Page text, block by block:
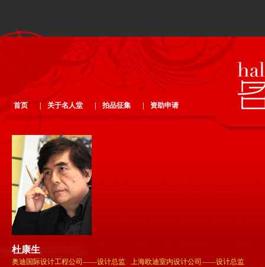
首页 关于名人堂 拍品征集 资助申请
杜康生
奥迪国际设计工程公司——设计总监 上海欧迪室内设计公司——设计总监